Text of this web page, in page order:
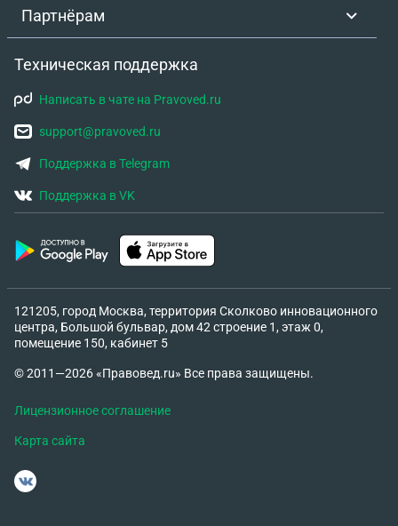
Партнёрам
Техническая поддержка
Написать в чате на Pravoved.ru
support@pravoved.ru
Поддержка в Telegram
Поддержка в VK
121205, город Москва, территория Сколково инновационного
центра, Большой бульвар, дом 42 строение 1, этаж 0,
помещение 150, кабинет 5
© 2011—2026 «Правовед.ru» Все права защищены.
Лицензионное соглашение
Карта сайта